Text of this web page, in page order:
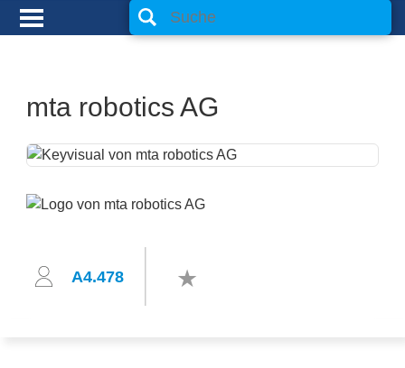
mta robotics AG
A4.478